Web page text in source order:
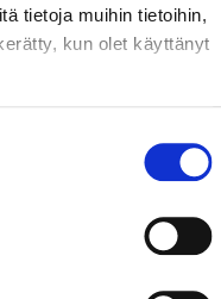
tietoja muihin tietoihin,
kun olet käyttänyt